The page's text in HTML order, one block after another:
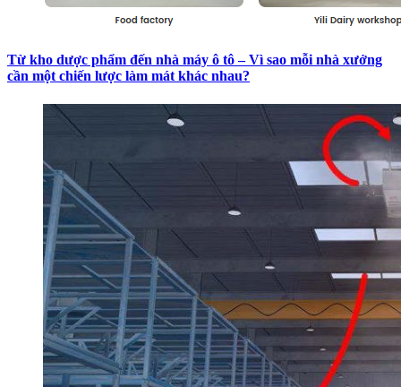
Từ kho dược phẩm đến nhà máy ô tô – Vì sao mỗi nhà xưởng
cần một chiến lược làm mát khác nhau?